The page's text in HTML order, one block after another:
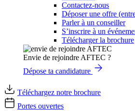
Contactez-nous
Déposer une offre
Parler à un conseiller
S’inscrire à un
Télécharger la brochure
Envie de rejoindre AFTEC ?
Dépose ta candidature
Téléchargez notre brochure
Portes ouvertes